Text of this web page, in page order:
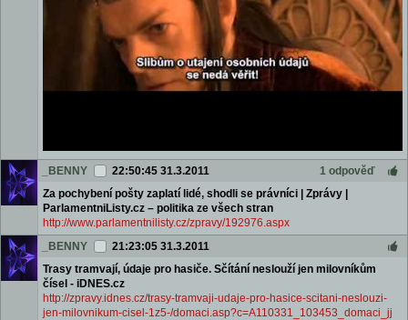
_BENNY 22:50:45 31.3.2011
1 odpověď
Za pochybení pošty zaplatí lidé, shodli se právníci | Zprávy |
ParlamentniListy.cz – politika ze všech stran
http://www.parlamentnilisty.cz/zpravy/192976.aspx
_BENNY
21:23:05 31.3.2011
Trasy tramvají, údaje pro hasiče. Sčítání neslouží jen milovníkům
čísel - iDNES.cz
http://zpravy.idnes.cz/trasy-tramvaji-udaje-pro-hasice-scitani-neslouzi-
jen-milovnikum-cisel-1z5-/domaci.asp?c=A110331_103453_domaci_jj